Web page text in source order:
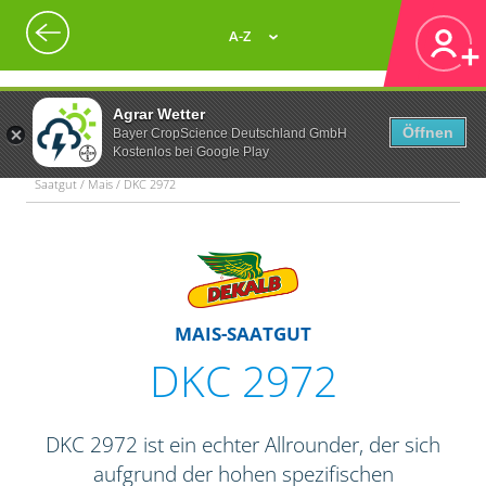
Agrar Wetter
Bayer CropScience Deutschland GmbH
Kostenlos bei Google Play
Öffnen
A-Z
Saatgut / Mais / DKC 2972
MAIS-SAATGUT
DKC 2972
DKC 2972 ist ein echter Allrounder, der sich
aufgrund der hohen spezifischen